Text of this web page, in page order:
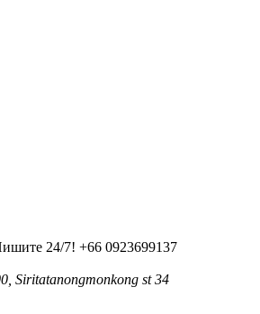
24/7! +66 0923699137
Siritatanongmonkong st 34